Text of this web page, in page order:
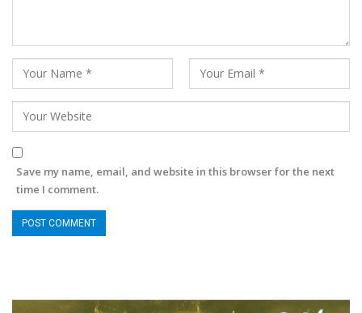
Save my name, email, and website in this browser for the next
time I comment.